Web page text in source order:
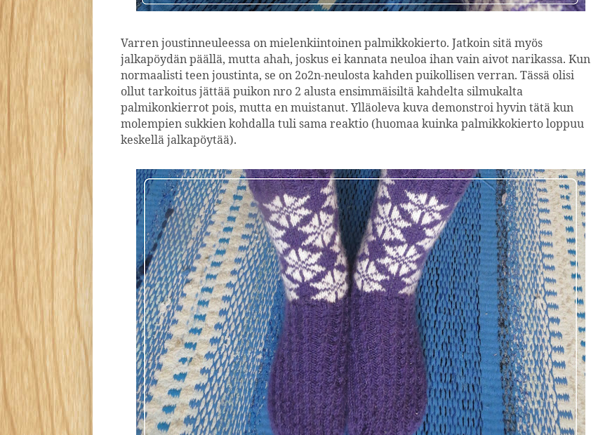
Varren joustinneuleessa on mielenkiintoinen palmikkokierto. Jatkoin sitä myös
jalkapöydän päällä, mutta ahah, joskus ei kannata neuloa ihan vain aivot narikassa. Kun
normaalisti teen joustinta, se on 2o2n-neulosta kahden puikollisen verran. Tässä olisi
ollut tarkoitus jättää puikon nro 2 alusta ensimmäisiltä kahdelta silmukalta
palmikonkierrot pois, mutta en muistanut. Ylläoleva kuva demonstroi hyvin tätä kun
molempien sukkien kohdalla tuli sama reaktio (huomaa kuinka palmikkokierto loppuu
keskellä jalkapöytää).